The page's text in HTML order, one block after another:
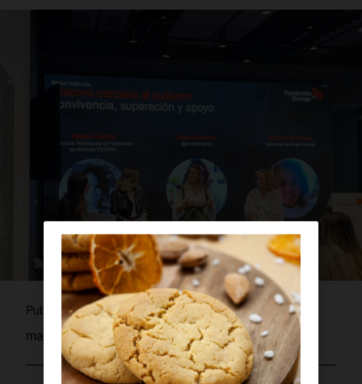
Publicado poradmin
mayo 26, 2023